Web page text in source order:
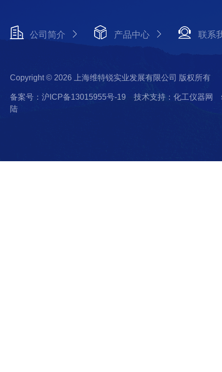
公司简介 产品中心 联系
Copyright © 2026 上海维特锐实业发展有限公司 版权所有
备案号：沪ICP备13015955号-19 技术支持：化工仪器网
陆